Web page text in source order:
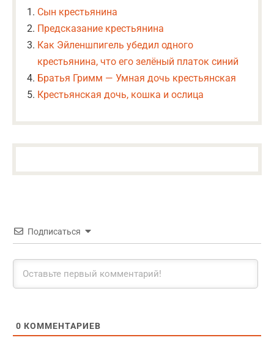
Сын крестьянина
Предсказание крестьянина
Как Эйленшпигель убедил одного
крестьянина, что его зелёный платок синий
Братья Гримм — Умная дочь крестьянская
Крестьянская дочь, кошка и ослица
Подписаться
0 КОММЕНТАРИЕВ